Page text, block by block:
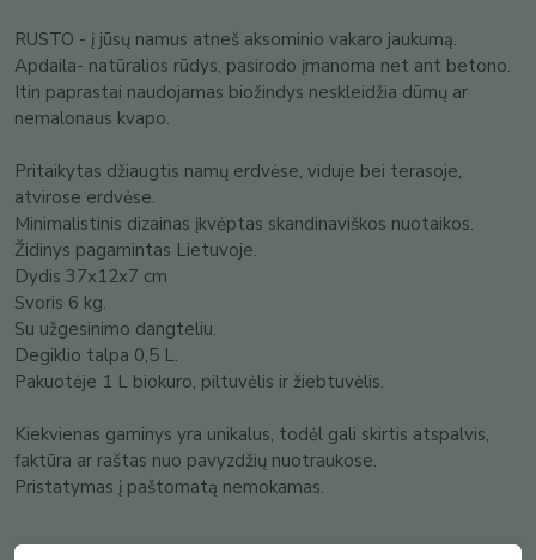
RUSTO - į jūsų namus atneš aksominio vakaro jaukumą.
Apdaila- natūralios rūdys, pasirodo įmanoma net ant betono.
Itin paprastai naudojamas biožindys neskleidžia dūmų ar
nemalonaus kvapo.
Pritaikytas džiaugtis namų erdvėse, viduje bei terasoje,
atvirose erdvėse.
Minimalistinis dizainas įkvėptas skandinaviškos nuotaikos.
Židinys pagamintas Lietuvoje.
Dydis 37x12x7 cm
Svoris 6 kg.
Su užgesinimo dangteliu.
Degiklio talpa 0,5 L.
Pakuotėje 1 L biokuro, piltuvėlis ir žiebtuvėlis.
Kiekvienas gaminys yra unikalus, todėl gali skirtis atspalvis,
faktūra ar raštas nuo pavyzdžių nuotraukose.
Pristatymas į paštomatą nemokamas.